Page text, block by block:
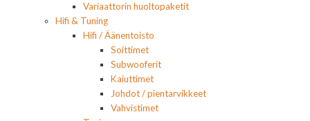
Variaattorin huoltopaketit
Hifi & Tuning
Hifi / Äänentoisto
Soittimet
Subwooferit
Kaiuttimet
Johdot / pientarvikkeet
Vahvistimet